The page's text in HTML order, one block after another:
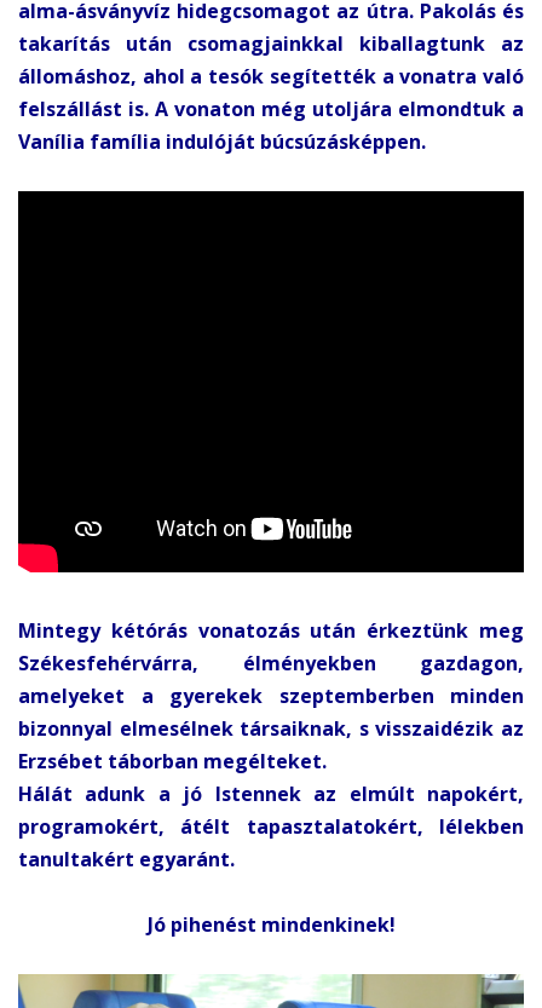
alma-ásványvíz hidegcsomagot az útra. Pakolás és
takarítás után csomagjainkkal kiballagtunk az
állomáshoz, ahol a tesók segítették a vonatra való
felszállást is. A vonaton még utoljára elmondtuk a
Vanília família indulóját búcsúzásképpen.
Mintegy kétórás vonatozás után érkeztünk meg
Székesfehérvárra, élményekben gazdagon,
amelyeket a gyerekek szeptemberben minden
bizonnyal elmesélnek társaiknak, s visszaidézik az
Erzsébet táborban megélteket.
Hálát adunk a jó Istennek az elmúlt napokért,
programokért, átélt tapasztalatokért, lélekben
tanultakért egyaránt.
Jó pihenést mindenkinek!